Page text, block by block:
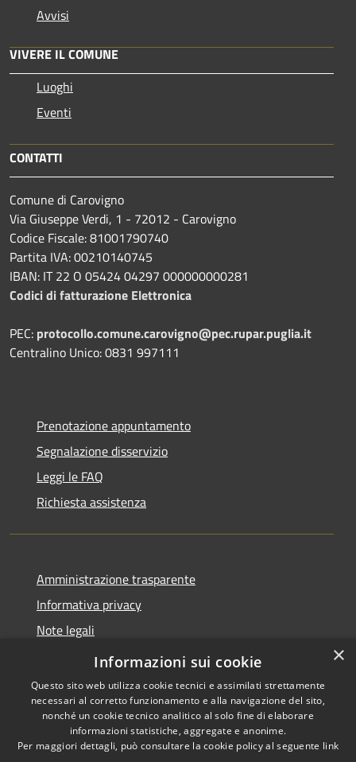
Avvisi
VIVERE IL COMUNE
Luoghi
Eventi
CONTATTI
Comune di Carovigno
Via Giuseppe Verdi, 1 - 72012 - Carovigno
Codice Fiscale: 81001790740
Partita IVA: 00210140745
IBAN: IT 22 O 05424 04297 000000000281
Codici di fatturazione Elettronica
PEC: protocollo.comune.carovigno@pec.rupar.puglia.it
Centralino Unico: 0831 997111
Prenotazione appuntamento
Segnalazione disservizio
Leggi le FAQ
Richiesta assistenza
Amministrazione trasparente
Informativa privacy
Note legali
Dichiarazione di accessibilità
Accessibilità
Copyright © 2026 • Comune di
Carovigno • Powered by
×
Informazioni sui cookie
Questo sito web utilizza cookie tecnici e assimilati strettamente
necessari al corretto funzionamento e alla navigazione del sito,
nonché un cookie tecnico analitico al solo fine di elaborare
informazioni statistiche, aggregate e anonime.
Per maggiori dettagli, può consultare la cookie policy al seguente link